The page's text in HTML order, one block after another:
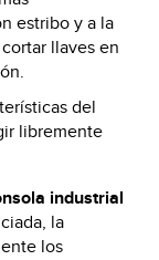
estribo y a la
llaves en
del
libremente
industrial
la
los